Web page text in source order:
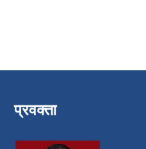
प्रवक्ता